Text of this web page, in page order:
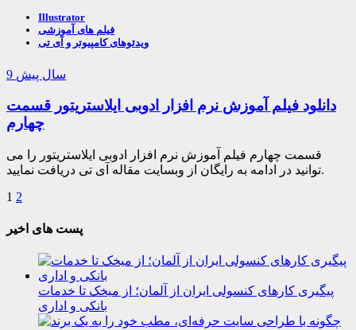
Illustrator
فیلم های آموزشی
ویدئوهای کامپیوتر و آی تی
9 سال پیش
دانلود فیلم آموزش نرم افزار ادوبی ایلاستریتور قسمت
چهارم
قسمت چهارم فیلم آموزش نرم افزار ادوبی ایلاستریتور را می
توانید در ادامه به رایگان از وبسایت مقاله آی تی دریافت نمایید.
1 2
پست های اخیر
پیگیری کارهای کنسولی ایران از آلمان؛ از میخک تا خدمات
بانکی و اداری